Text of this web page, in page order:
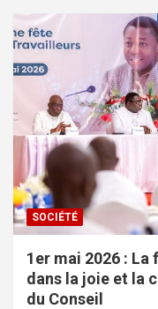
SOCIÉTÉ
1er mai 2026 :
dans la joie et la
du Conseil